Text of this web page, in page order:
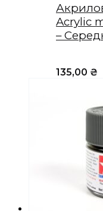
Acrylic
–
135,00 ₴